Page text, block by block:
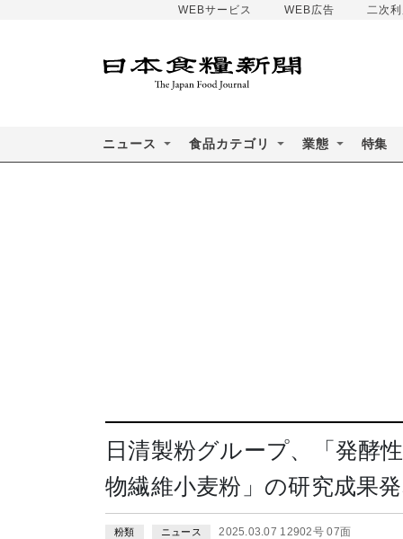
WEBサービス WEB広告 二次
ニュース 食品カテゴリ 業態 特集
日清製粉グループ、「発酵
物繊維小麦粉」の研究成果
粉類 ニュース 2025.03.07 12902号 07面